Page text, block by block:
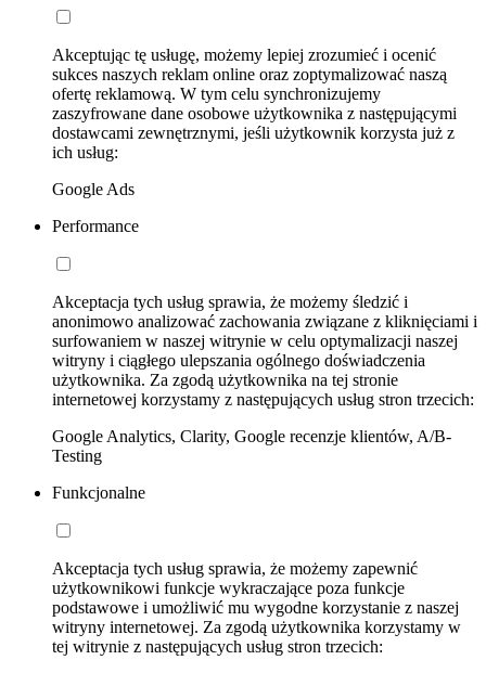
Akceptując tę usługę, możemy lepiej zrozumieć i ocenić
sukces naszych reklam online oraz zoptymalizować naszą
ofertę reklamową. W tym celu synchronizujemy
zaszyfrowane dane osobowe użytkownika z następującymi
dostawcami zewnętrznymi, jeśli użytkownik korzysta już z
ich usług:
Google Ads
Performance
Akceptacja tych usług sprawia, że możemy śledzić i
anonimowo analizować zachowania związane z kliknięciami i
surfowaniem w naszej witrynie w celu optymalizacji naszej
witryny i ciągłego ulepszania ogólnego doświadczenia
użytkownika. Za zgodą użytkownika na tej stronie
internetowej korzystamy z następujących usług stron trzecich:
Google Analytics, Clarity, Google recenzje klientów, A/B-
Testing
Funkcjonalne
Akceptacja tych usług sprawia, że możemy zapewnić
użytkownikowi funkcje wykraczające poza funkcje
podstawowe i umożliwić mu wygodne korzystanie z naszej
witryny internetowej. Za zgodą użytkownika korzystamy w
tej witrynie z następujących usług stron trzecich: